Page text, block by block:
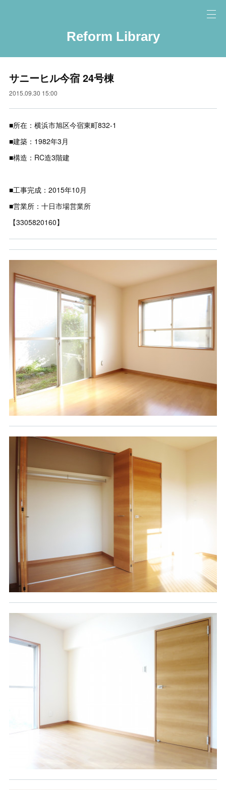
Reform Library
サニーヒル今宿 24号棟
2015.09.30 15:00
■所在：横浜市旭区今宿東町832-1
■建築：1982年3月
■構造：RC造3階建
■工事完成：2015年10月
■営業所：十日市場営業所
【3305820160】